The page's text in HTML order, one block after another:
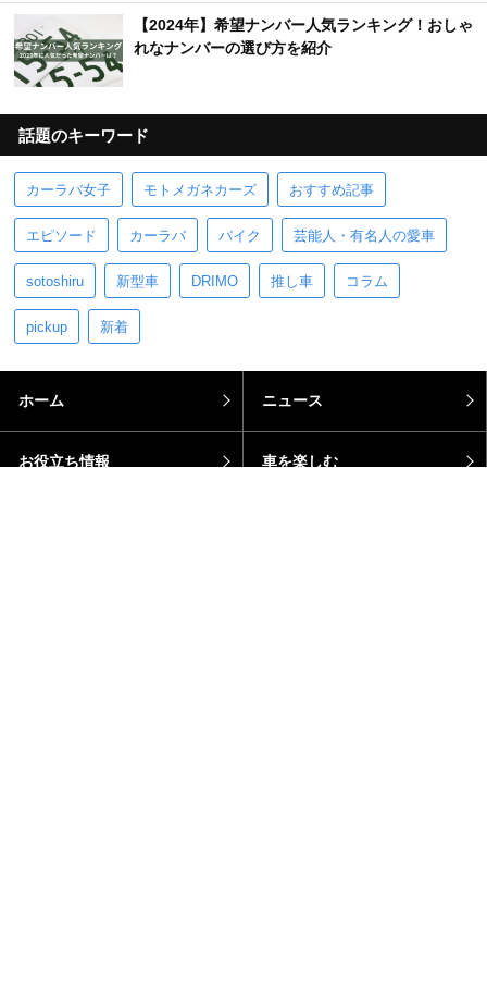
【2024年】希望ナンバー人気ランキング！おしゃ
れなナンバーの選び方を紹介
話題のキーワード
カーラバ女子 モトメガネカーズ おすすめ記事
エピソード カーラバ バイク 芸能人・有名人の愛車
sotoshiru 新型車 DRIMO 推し車 コラム
pickup 新着
ホーム ニュース
お役立ち情報 車を楽しむ